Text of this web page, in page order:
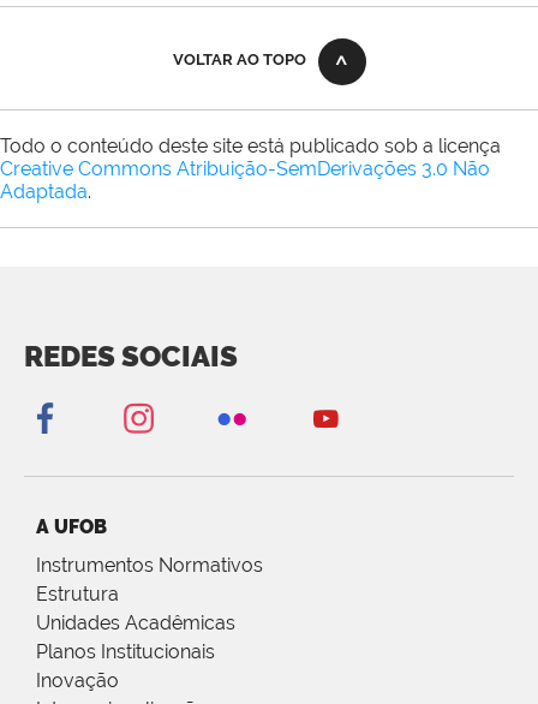
VOLTAR AO TOPO
Todo o conteúdo deste site está publicado sob a licença
Creative Commons Atribuição-SemDerivações 3.0 Não
Adaptada.
REDES SOCIAIS
A UFOB
Instrumentos Normativos
Estrutura
Unidades Acadêmicas
Planos Institucionais
Inovação